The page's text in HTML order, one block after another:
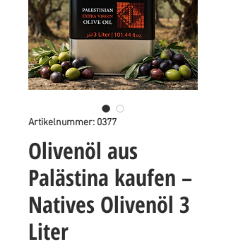
Artikelnummer: 0377
Olivenöl aus
Palästina kaufen –
Natives Olivenöl 3
Liter